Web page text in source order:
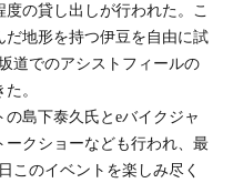
の貸し出しが行われた。こ
地形を持つ伊豆を自由に試
道でのアシストフィールの
。
島下泰久氏とeバイクジャ
クショーなども行われ、最
このイベントを楽しみ尽く